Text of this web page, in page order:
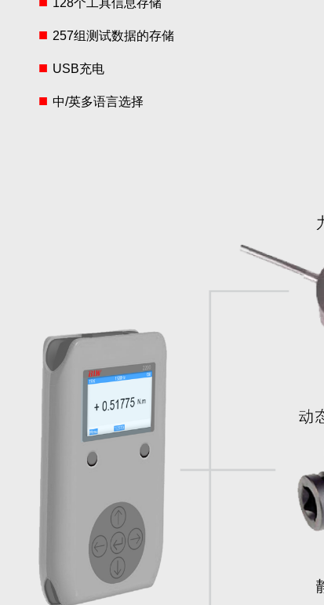
128个工具信息存储
■ 257组测试数据的存储
■ USB充电
■ 中/英多语言选择